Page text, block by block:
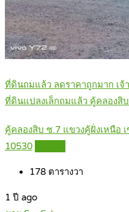
ที่ดินถมแล้ว ลดราคาถูกมาก เจ้
ที่ดินแปลงเล็กถมแล้ว คู้คลองสิ
คู้คลองสิบ ซ.7 แขวงคู้ฝั่งเหนือ
10530
178 ตารางวา
1 ปี ago